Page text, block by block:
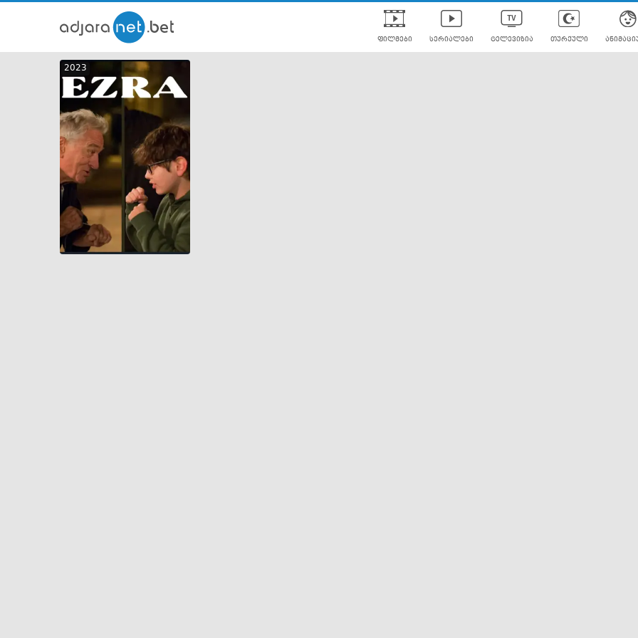
ფილმები სერიალები ტელევიზია თურქული
2023
GEO ENG RUS